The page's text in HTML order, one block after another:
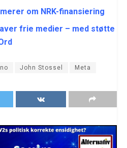
om NRK-finansiering
frie medier – med støtte
John Stossel Meta